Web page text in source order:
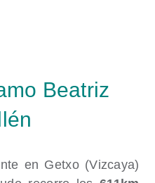
Beatriz
en Getxo (Vizcaya)